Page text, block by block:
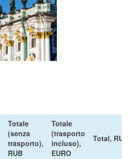
Totale
(senza
trasporto),
RUB
Totale
(trasporto
incluso),
EURO
Total, RUB